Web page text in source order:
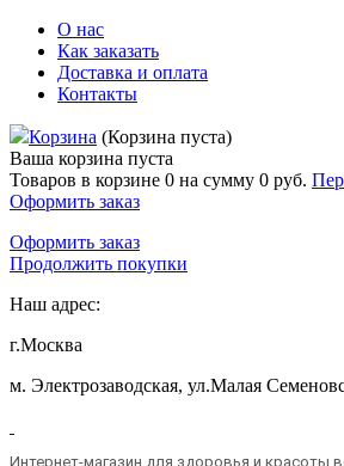
О нас
Как заказать
Доставка и оплата
Контакты
Корзина (Корзина пуста)
Ваша корзина пуста
Товаров в корзине 0 на сумму 0 руб.
Оформить заказ
Оформить заказ
Продолжить покупки
Наш адрес:
г.Москва
м. Электрозаводская, ул.Малая
Интернет-магазин для здоровья и красоты